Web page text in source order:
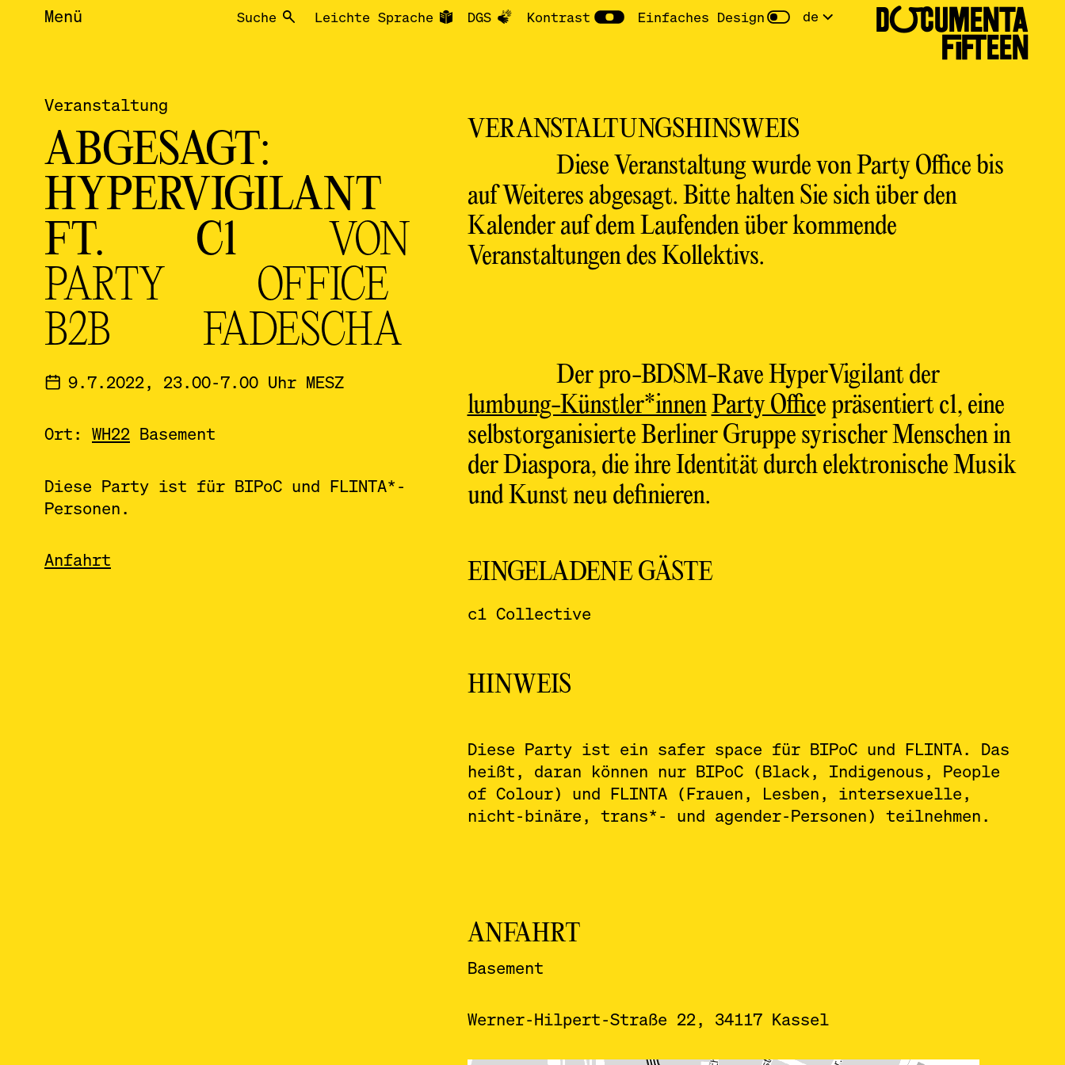
Menü Suche Leichte Sprache DGS Kontrast Einfaches Design de DOCUMENTA
FIFTEEN
Veranstaltung
ABGESAGT:
HYPERVIGILANT
FT. C1 VON
PARTY OFFICE
B2B FADESCHA
9.7.2022, 23.00-7.00 Uhr MESZ
Ort: WH22 Basement
Diese Party ist für BIPoC und FLINTA*-
Personen.
Anfahrt
VERANSTALTUNGSHINSWEIS
Diese Veranstaltung wurde von Party Office bis
auf Weiteres abgesagt. Bitte halten Sie sich über den
Kalender auf dem Laufenden über kommende
Veranstaltungen des Kollektivs.
Der pro-BDSM-Rave HyperVigilant der
lumbung-Künstler*innenParty Office präsentiert c1, eine
selbstorganisierte Berliner Gruppe syrischer Menschen in
der Diaspora, die ihre Identität durch elektronische Musik
und Kunst neu definieren.
EINGELADENE GÄSTE
c1 Collective
HINWEIS
Diese Party ist ein safer space für BIPoC und FLINTA. Das
heißt, daran können nur BIPoC (Black, Indigenous, People
of Colour) und FLINTA (Frauen, Lesben, intersexuelle,
nicht-binäre, trans*- und agender-Personen) teilnehmen.
ANFAHRT
Basement
Werner-Hilpert-Straße 22, 34117 Kassel